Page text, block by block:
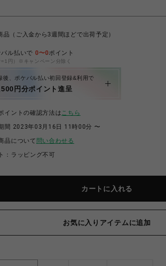
（ご入金から3週間ほどで出荷予定）
ル払いで 0〜0ポイント
円）※キャンペーン分除く
後、ポケパル払い初回登録&利用で
円分ポイント進呈
イントの確認方法はこちら
間 2023年03月16日 11時00分 〜
品について 問い合わせる
：ラッピング不可
カートに入れる
お気に入りアイテムに追加